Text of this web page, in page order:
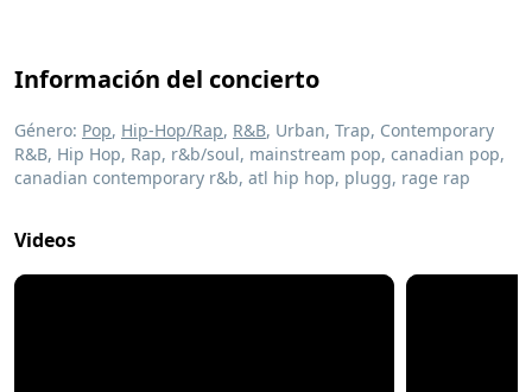
Información del concierto
Género: Pop, Hip-Hop/Rap, R&B, Urban, Trap, Contemporary
R&B, Hip Hop, Rap, r&b/soul, mainstream pop, canadian pop,
canadian contemporary r&b, atl hip hop, plugg, rage rap
Videos